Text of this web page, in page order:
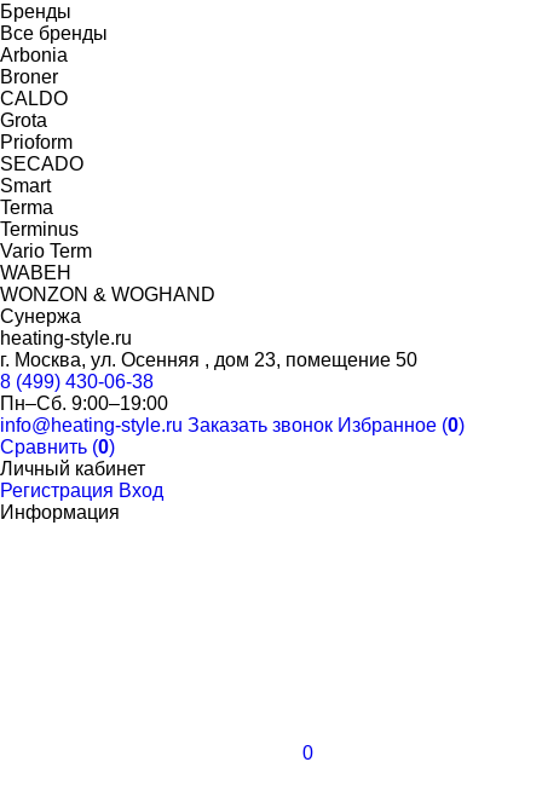
0
Бренды
Все бренды
Arbonia
Broner
CALDO
Grota
Prioform
SECADO
Smart
Terma
Terminus
Vario Term
WABEH
WONZON & WOGHAND
Сунержа
heating-style.ru
г. Москва, ул. Осенняя , дом 23, помещение 50
8 (499) 430-06-38
Пн–Сб. 9:00–19:00
info@heating-style.ru Заказать звонок Избранное (0)
Сравнить (0)
Личный кабинет
Регистрация Вход
Информация